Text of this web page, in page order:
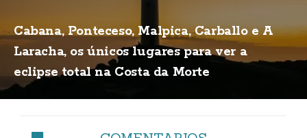
Cabana, Ponteceso, Malpica, Carballo e A
Laracha, os únicos lugares para ver a
eclipse total na Costa da Morte